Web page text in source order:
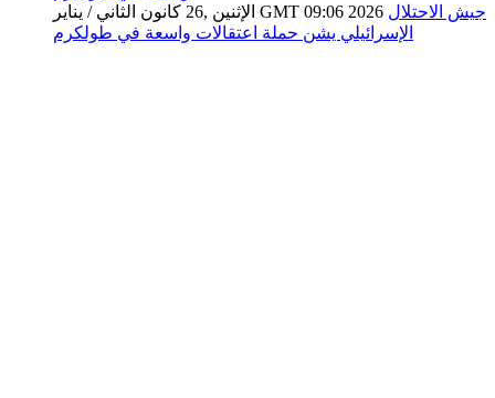
الإثنين ,26 كانون الثاني / يناير GMT 09:06 2026 جيش الاحتلال
الإسرائيلي يشن حملة اعتقالات واسعة في طولكرم